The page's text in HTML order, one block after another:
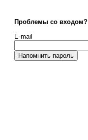
Проблемы со входом?
E-mail